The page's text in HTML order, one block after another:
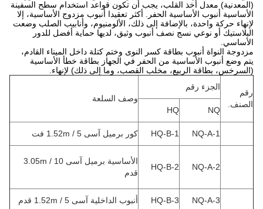
(المعدنية) معدل أخذ القلب، يجب أن تكون قواعد استخدام سطح السفينة
الأساسية أنبوب الأساسية الحفر.
أكثر تعقيدا أنبوب مزدوج الأساسية، إلا
لإنهاء حركة واحدة، بالإضافة إلى ذلك، الألومنيوم، وأنابيب الصلب وضعت
البلاستيك أو نوعي نسج نصف أنبوب وثيق، لديها حماية أفضل للدور
الأساسي.
مزدوجة النواة أنبوب بطاقة كسر النوى وختم كتلة داخل الميناء القادم،
يتم وضع أنبوب الأساسية من الحفر في الجهاز بطاقة خطأ الأساسية
(السرخس، بطاقة الربيع، مخلب القصب، وما إلى ذلك) لإنهاء.
رقم
الصنف.
الجزء رقم
وصف السلعة
NQ
HQ
NQ-A-1
HQ-B-1 كور برميل آسى 1.52m / 5 فت
NQ-A-2
HQ-B-2
الأساسية برميل آسى 3.05m / 10
قدم
NQ-A-3
HQ-B-3 أنبوب الداخلية آسى 1.52m / 5 قدم